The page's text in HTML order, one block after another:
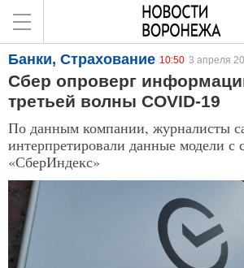
Банки, Страхование 10:50 3 апреля
Сбер опроверг
третьей волны COVID-19
По данным компании, журналисты
интерпретировали данные модели с
«СберИндекс»